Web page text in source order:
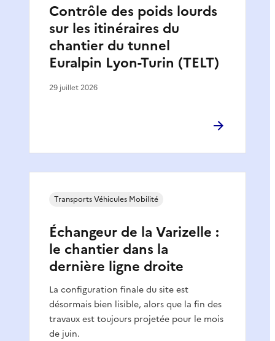
Contrôle des poids lourds
sur les itinéraires du
chantier du tunnel
Euralpin Lyon-Turin (TELT)
29 juillet 2026
Échangeur de la Varizelle :
le chantier dans la
dernière ligne droite
La configuration finale du site est
désormais bien lisible, alors que la fin des
travaux est toujours projetée pour le mois
de juin.
Transports Véhicules Mobilité